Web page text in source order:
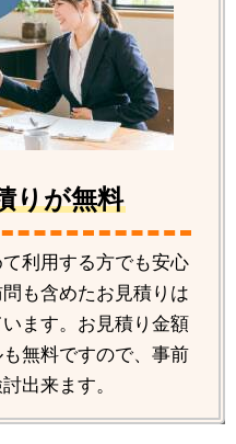
りが無料
利用する方でも安心
も含めたお見積りは
ます。お見積り金額
無料ですので、事前
出来ます。